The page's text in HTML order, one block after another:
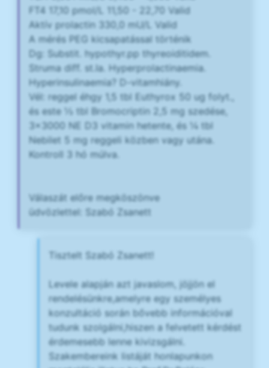
FT4 17,10 pmol/L 11,50 - 22,70 Valid
Aktív prolactin 330,0 mU/L Valid
A mérés PEG kicsapatással történik
Dg: Substit. hypothyr.pp thyreoiditidem.
Struma diff. st.Ia. Hyperprolactinaemia.
Hyperinsulinaemia? D-vitamhiány.
Vél: reggel éhgy 1,5 tbl Euthyrox 50 ug folyt.,
és este ½ tbl Bromocriptin 2,5 mg szedése,
3x3000 NE D3 vitamin hetente, és ¼ tbl
Nebilet 5 mg reggeli közben vagy utána.
Kontroll 3 hó múlva.
Válaszát előre megköszönve
üdvözlettel: Szabó Zsanett
Tisztelt Szabó Zsanett!
Levele alapján azt javaslom, jöjjön el
rendelésünkre,amelyre egy személyes
konzultáció során bővebb információval
tudunk szolgálni,hiszen a felvetett kérdést
érdemesebb lenne kivizsgálni.
Szakembereink listáját honlapunkon